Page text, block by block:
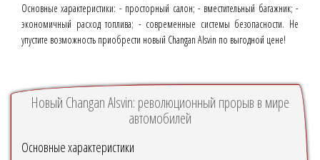
Основные характеристики: - просторный салон; - вместительный багажник; -
экономичный расход топлива; - современные системы безопасности. Не
упустите возможность приобрести новый Changan Alsvin по выгодной цене!
Новый Changan Alsvin: революционный прорыв в мире
автомобилей
Основные характеристики